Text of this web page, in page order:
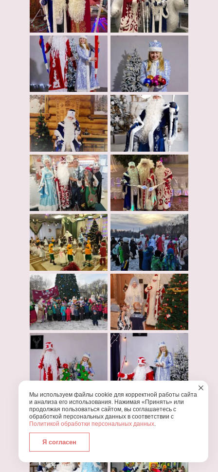
Мы используем файлы cookie для корректной работы сайта
и анализа его использования. Нажимая «Принять» или
продолжая пользоваться сайтом, вы соглашаетесь с
обработкой персональных данных в соответствии с
Политикой обработки персональных данных.
Я согласен